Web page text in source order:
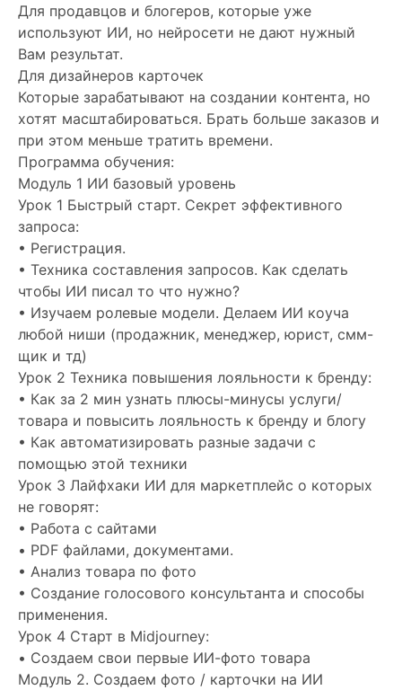
Для продавцов и блогеров, которые уже
используют ИИ, но нейросети не дают нужный
Вам результат.
Для дизайнеров карточек
Которые зарабатывают на создании контента, но
хотят масштабироваться. Брать больше заказов и
при этом меньше тратить времени.
Программа обучения:
Модуль 1 ИИ базовый уровень
Урок 1 Быстрый старт. Секрет эффективного
запроса:
• Регистрация.
• Техника составления запросов. Как сделать
чтобы ИИ писал то что нужно?
• Изучаем ролевые модели. Делаем ИИ коуча
любой ниши (продажник, менеджер, юрист, смм-
щик и тд)
Урок 2 Техника повышения лояльности к бренду:
• Как за 2 мин узнать плюсы-минусы услуги/
товара и повысить лояльность к бренду и блогу
• Как автоматизировать разные задачи с
помощью этой техники
Урок 3 Лайфхаки ИИ для маркетплейс о которых
не говорят:
• Работа с сайтами
• PDF файлами, документами.
• Анализ товара по фото
• Создание голосового консультанта и способы
применения.
Урок 4 Старт в Midjourney:
• Создаем свои первые ИИ-фото товара
Модуль 2. Создаем фото / карточки на ИИ